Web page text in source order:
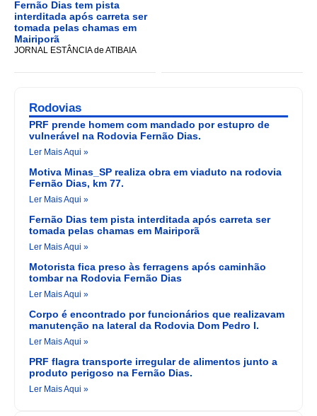
Fernão Dias tem pista
interditada após carreta ser
tomada pelas chamas em
Mairiporã
JORNAL ESTÂNCIA de ATIBAIA
Rodovias
PRF prende homem com mandado por estupro de
vulnerável na Rodovia Fernão Dias.
Ler Mais Aqui »
Motiva Minas_SP realiza obra em viaduto na rodovia
Fernão Dias, km 77.
Ler Mais Aqui »
Fernão Dias tem pista interditada após carreta ser
tomada pelas chamas em Mairiporã
Ler Mais Aqui »
Motorista fica preso às ferragens após caminhão
tombar na Rodovia Fernão Dias
Ler Mais Aqui »
Corpo é encontrado por funcionários que realizavam
manutenção na lateral da Rodovia Dom Pedro I.
Ler Mais Aqui »
PRF flagra transporte irregular de alimentos junto a
produto perigoso na Fernão Dias.
Ler Mais Aqui »